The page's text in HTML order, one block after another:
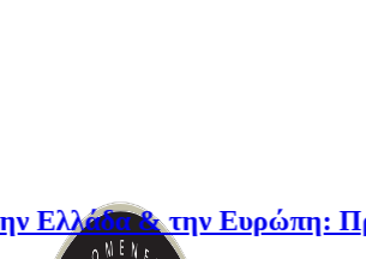
& την Ευρώπη: Προς